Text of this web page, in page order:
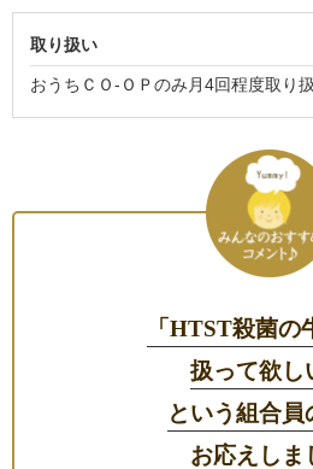
取り扱い
おうちＣＯ-ＯＰのみ月4回程度取り扱
「HTST殺菌の
扱って欲し
という組合員
お応えしま